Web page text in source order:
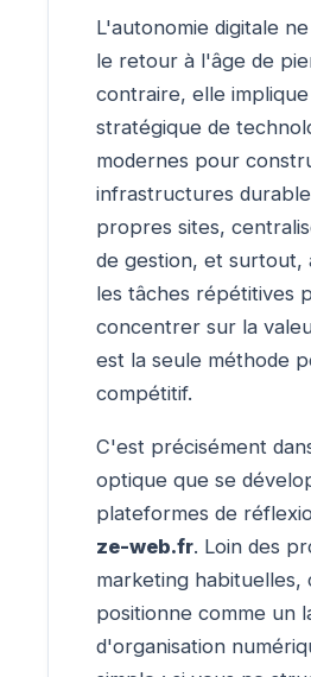
L'autonomie digitale
le retour à l'âge de
contraire, elle
stratégique de
modernes pour
infrastructures
propres sites,
de gestion, et surtout,
les tâches répétitives
concentrer sur la
est la seule méthode
compétitif.
C'est précisément
optique que se
plateformes de
ze-web.fr. Loin des
marketing habituelles,
positionne comme un
d'organisation